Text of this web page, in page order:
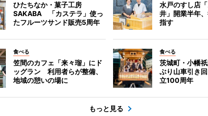
ひたちなか・菓子工房
SAKABA 「カステラ」使っ
たフルーツサンド販売5周年
水戸のすし店
井」開業半年
指す
食べる
笠間のカフェ「来々瑠」にド
ッグラン 利用者らが整備、
地域の憩いの場に
食べる
茨城町・小幡
ぶり山車引き
立100周年
もっと見る